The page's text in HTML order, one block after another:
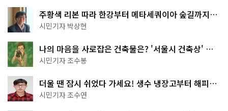
주황색 리본 따라 한강부터 메타세쿼이아 숲길까지…
서울둘레길 15코스
시민기자 박상현
나의 마음을 사로잡은 건축물은? '서울시 건축상' 수
상작 공개!
시민기자 조수봉
더울 땐 잠시 쉬었다 가세요! 생수 냉장고부터 해피소
·무더위쉼터까지
시민기자 조수연